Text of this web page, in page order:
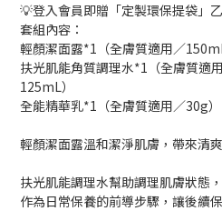
💡登入會員即贈「定製環保提袋」
套組內容：
輕顏潔面露*1（全膚質適用／150mL
扶光肌能角質調理水*1（全膚質適
125mL）
全能精華乳*1（全膚質適用／30g）
輕顏潔面露溫和潔淨肌膚，帶來清
扶光肌能調理水幫助調理肌膚狀態，
作為日常保養的前導步驟，讓後續